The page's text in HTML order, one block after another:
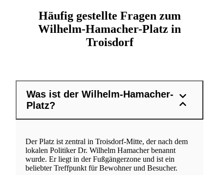
Häufig gestellte Fragen zum
Wilhelm-Hamacher-Platz in
Troisdorf
Was ist der Wilhelm-Hamacher-
Platz?
Der Platz ist zentral in Troisdorf-Mitte, der nach dem
lokalen Politiker Dr. Wilhelm Hamacher benannt
wurde. Er liegt in der Fußgängerzone und ist ein
beliebter Treffpunkt für Bewohner und Besucher.